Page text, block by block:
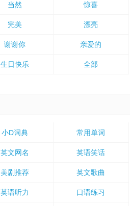
当然 惊喜
完美 漂亮
谢谢你 亲爱的
生日快乐 全部
小D词典 常用单词
英文网名 英语笑话
美剧推荐 英文歌曲
英语听力 口语练习